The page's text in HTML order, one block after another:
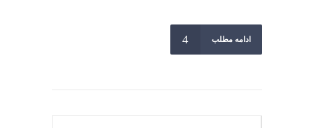
ادامه مطلب